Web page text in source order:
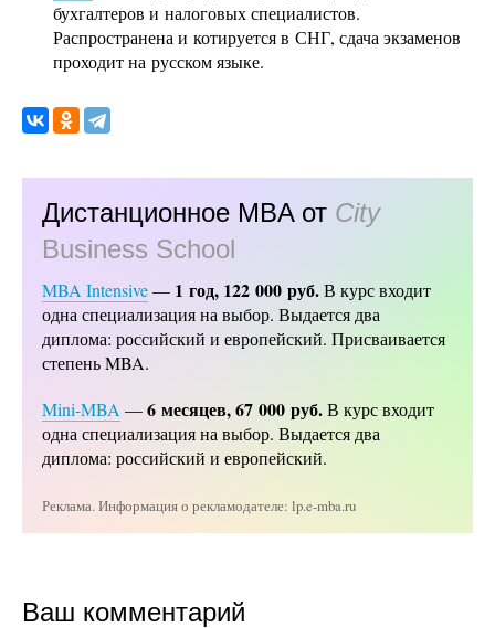
бухгалтеров и налоговых специалистов.
Распространена и котируется в СНГ, сдача экзаменов
проходит на русском языке.
Дистанционное MBA от City
Business School
MBA Intensive— 1 год, 122 000 руб.В курс входит
одна специализация на выбор. Выдается два
диплома: российский и европейский. Присваивается
степень MBA.
Mini-MBA —6 месяцев, 67 000 руб.В курс входит
одна специализация на выбор. Выдается два
диплома: российский и европейский.
Реклама. Информация о рекламодателе: lp.e-mba.ru
Ваш комментарий